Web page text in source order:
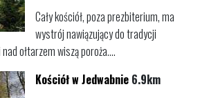
Cały kościół, poza prezbiterium, ma
wystrój nawiązujący do tradycji
ołtarzem wiszą poroża....
Kościół w Jedwabnie 6.9km